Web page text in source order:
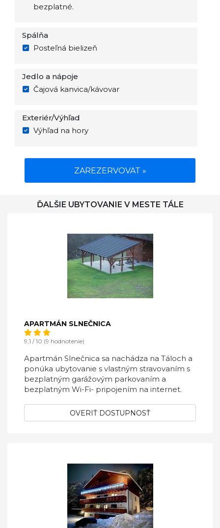
bezplatné.
Spálňa
Posteľná bielizeň
Jedlo a nápoje
Čajová kanvica/kávovar
Exteriér/Výhľad
Výhľad na hory
ZAREZERVOVAT »
ĎALŠIE UBYTOVANIE V MESTE TÁLE
APARTMÁN SLNEČNICA
9,1 / 10 (9 hodnotenie)
Apartmán Slnečnica sa nachádza na Táloch a
ponúka ubytovanie s vlastným stravovaním s
bezplatným garážovým parkovaním a
bezplatným Wi-Fi- pripojením na internet.
OVERIŤ DOSTUPNOSŤ